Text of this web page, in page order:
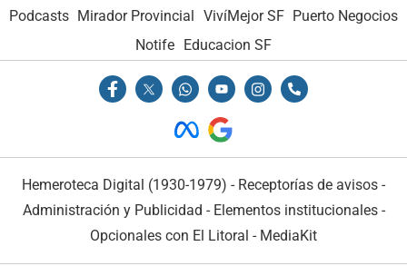
Podcasts Mirador Provincial VivíMejor SF Puerto Negocios
Notife Educacion SF
Hemeroteca Digital (1930-1979) - Receptorías de avisos -
Administración y Publicidad - Elementos institucionales-
Opcionales con El Litoral - MediaKit